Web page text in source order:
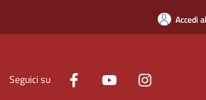
Accedi
Seguici su